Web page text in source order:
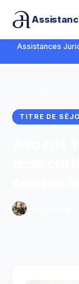
Assistances
TITRE DE